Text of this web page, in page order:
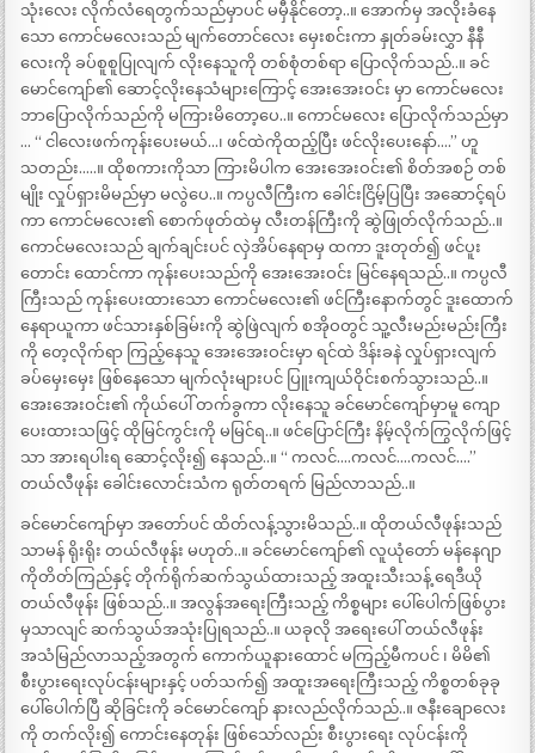
သုံးလေး လိုက်လံရေတွက်သည်မှာပင် မမှီနိုင်တော့..။ အောက်မှ အလိုးခံနေ
သော ကောင်မလေးသည် မျက်တောင်လေး မှေးစင်းကာ နှုတ်ခမ်းလွှာ နီနီ
လေးကို ခပ်စူစူပြုလျက် လိုးနေသူကို တစ်စုံတစ်ရာ ပြောလိုက်သည်..။ ခင်
မောင်ကျော်၏ ဆောင့်လိုးနေသံများကြောင့် အေးအေးဝင်း မှာ ကောင်မလေး
ဘာပြောလိုက်သည်ကို မကြားမိတော့ပေ..။ ကောင်မလေး ပြောလိုက်သည်မှာ
… “ ငါလေးဖက်ကုန်းပေးမယ်…၊ ဖင်ထဲကိုထည့်ပြီး ဖင်လိုးပေးနော်….” ဟူ
သတည်း…..။ ထိုစကားကိုသာ ကြားမိပါက အေးအေးဝင်း၏ စိတ်အစဉ် တစ်
မျိုး လှုပ်ရှားမိမည်မှာ မလွဲပေ..။ ကပ္ပလီကြီးက ခေါင်းငြိမ့်ပြပြီး အဆောင့်ရပ်
ကာ ကောင်မလေး၏ စောက်ဖုတ်ထဲမှ လီးတန်ကြီးကို ဆွဲဖြုတ်လိုက်သည်..။
ကောင်မလေးသည် ချက်ချင်းပင် လှဲအိပ်နေရာမှ ထကာ ဒူးတုတ်၍ ဖင်ပူး
တောင်း ထောင်ကာ ကုန်းပေးသည်ကို အေးအေးဝင်း မြင်နေရသည်..။ ကပ္ပလီ
ကြီးသည် ကုန်းပေးထားသော ကောင်မလေး၏ ဖင်ကြီးနောက်တွင် ဒူးထောက်
နေရာယူကာ ဖင်သားနှစ်ခြမ်းကို ဆွဲဖြဲလျက် စအိုဝတွင် သူ့လီးမည်းမည်းကြီး
ကို တေ့လိုက်ရာ ကြည့်နေသူ အေးအေးဝင်းမှာ ရင်ထဲ ဒိန်းခနဲ လှုပ်ရှားလျက်
ခပ်မှေးမှေး ဖြစ်နေသော မျက်လုံးများပင် ပြူးကျယ်ဝိုင်းစက်သွားသည်..။
အေးအေးဝင်း၏ ကိုယ်ပေါ် တက်ခွကာ လိုးနေသူ ခင်မောင်ကျော်မှာမူ ကျော
ပေးထားသဖြင့် ထိုမြင်ကွင်းကို မမြင်ရ..။ ဖင်ပြောင်ကြီး နိမ့်လိုက်ကြွလိုက်ဖြင့်
သာ အားရပါးရ ဆောင့်လိုး၍ နေသည်..။ “ ကလင်….ကလင်….ကလင်….”
တယ်လီဖုန်း ခေါင်းလောင်းသံက ရုတ်တရက် မြည်လာသည်..။
ခင်မောင်ကျော်မှာ အတော်ပင် ထိတ်လန့်သွားမိသည်..။ ထိုတယ်လီဖုန်းသည်
သာမန် ရိုးရိုး တယ်လီဖုန်း မဟုတ်..။ ခင်မောင်ကျော်၏ လူယုံတော် မန်နေဂျာ
ကိုတိတ်ကြည်နှင့် တိုက်ရိုက်ဆက်သွယ်ထားသည့် အထူးသီးသန့် ရေဒီယို
တယ်လီဖုန်း ဖြစ်သည်..။ အလွန်အရေးကြီးသည့် ကိစ္စများ ပေါ်ပေါက်ဖြစ်ပွား
မှသာလျင် ဆက်သွယ်အသုံးပြုရသည်..။ ယခုလို အရေးပေါ် တယ်လီဖုန်း
အသံမြည်လာသည့်အတွက် ကောက်ယူနားထောင် မကြည့်မီကပင် ၊ မိမိ၏
စီးပွားရေးလုပ်ငန်းများနှင့် ပတ်သက်၍ အထူးအရေးကြီးသည့် ကိစ္စတစ်ခုခု
ပေါ်ပေါက်ပြီ ဆိုခြင်းကို ခင်မောင်ကျော် နားလည်လိုက်သည်..။ ဇနီးချောလေး
ကို တက်လိုး၍ ကောင်းနေတုန်း ဖြစ်သော်လည်း စီးပွားရေး လုပ်ငန်းကို